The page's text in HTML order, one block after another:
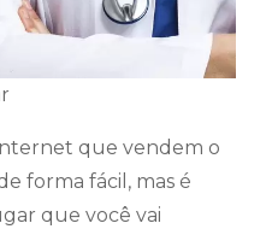
que vendem o
forma fácil, mas é
que você vai